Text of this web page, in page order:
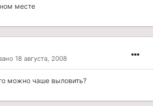
месте
18 августа, 2008
можно чаше выловить?